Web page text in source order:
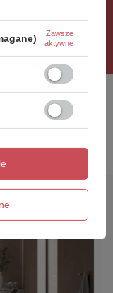
Zawsze
aktywne